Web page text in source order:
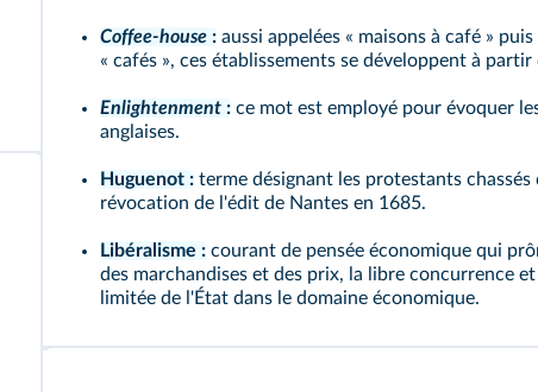
Coffee-house : aussi appelées « maisons à café »
« cafés », ces établissements se développent à partir
Enlightenment : ce mot est employé pour évoquer
anglaises.
Huguenot : terme désignant les protestants chassés
révocation de l'édit de Nantes en 1685.
Libéralisme : courant de pensée économique qui
des marchandises et des prix, la libre concurrence
limitée de l'État dans le domaine économique.